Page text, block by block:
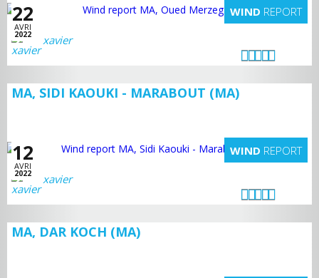
22
AVRI
2022
WIND REPORT
xavier
MA, SIDI KAOUKI - MARABOUT (MA)
12
AVRI
2022
WIND REPORT
xavier
MA, DAR KOCH (MA)